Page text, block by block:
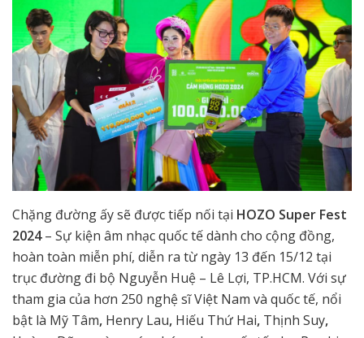
Chặng đường ấy sẽ được tiếp nối tại HOZO Super Fest
2024– Sự kiện âm nhạc quốc tế dành cho cộng đồng,
hoàn toàn miễn phí, diễn ra từ ngày 13 đến 15/12 tại
trục đường đi bộ Nguyễn Huệ – Lê Lợi, TP.HCM. Với sự
tham gia của hơn 250 nghệ sĩ Việt Nam và quốc tế, nổi
bật là Mỹ Tâm, Henry Lau, Hiếu Thứ Hai, Thịnh Suy,